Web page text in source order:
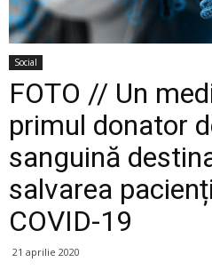
Social
FOTO // Un
primul donator
sanguină
salvarea
COVID-19
21 aprilie 2020